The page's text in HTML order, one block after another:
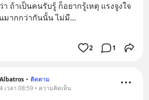
ถ้าเป็นคนรับรู้ ก็อยากรู้เหตุ แรงจูงใจ
มากกว่ากันนั้น ไม่มี...
2 1
• ติดตาม
เวลา 08:59 • ความคิดเห็น